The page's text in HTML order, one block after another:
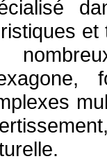
et